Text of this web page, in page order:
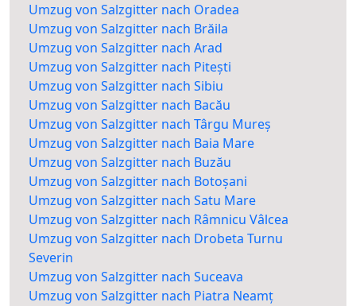
Umzug von Salzgitter nach Oradea
Umzug von Salzgitter nach Brăila
Umzug von Salzgitter nach Arad
Umzug von Salzgitter nach Pitești
Umzug von Salzgitter nach Sibiu
Umzug von Salzgitter nach Bacău
Umzug von Salzgitter nach Târgu Mureș
Umzug von Salzgitter nach Baia Mare
Umzug von Salzgitter nach Buzău
Umzug von Salzgitter nach Botoșani
Umzug von Salzgitter nach Satu Mare
Umzug von Salzgitter nach Râmnicu Vâlcea
Umzug von Salzgitter nach Drobeta Turnu
Severin
Umzug von Salzgitter nach Suceava
Umzug von Salzgitter nach Piatra Neamț